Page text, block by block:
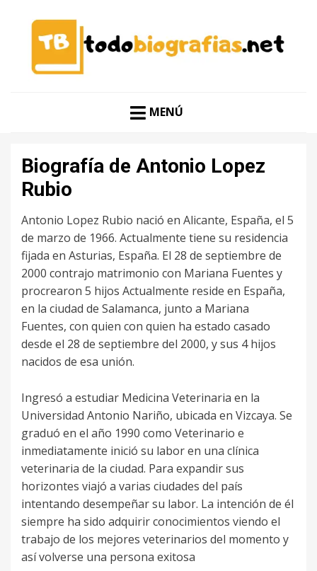
TODO BIOGRAFÍAS
MENÚ
Biografía de Antonio Lopez
Rubio
Antonio Lopez Rubio nació en Alicante, España, el 5
de marzo de 1966. Actualmente tiene su residencia
fijada en Asturias, España. El 28 de septiembre de
2000 contrajo matrimonio con Mariana Fuentes y
procrearon 5 hijos Actualmente reside en España,
en la ciudad de Salamanca, junto a Mariana
Fuentes, con quien con quien ha estado casado
desde el 28 de septiembre del 2000, y sus 4 hijos
nacidos de esa unión.
Ingresó a estudiar Medicina Veterinaria en la
Universidad Antonio Nariño, ubicada en Vizcaya. Se
graduó en el año 1990 como Veterinario e
inmediatamente inició su labor en una clínica
veterinaria de la ciudad. Para expandir sus
horizontes viajó a varias ciudades del país
intentando desempeñar su labor. La intención de él
siempre ha sido adquirir conocimientos viendo el
trabajo de los mejores veterinarios del momento y
así volverse una persona exitosa